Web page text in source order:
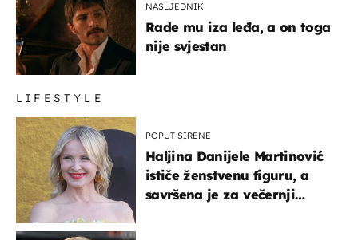
NASLJEDNIK
Rade mu iza leđa, a on toga
nije svjestan
LIFESTYLE
POPUT SIRENE
Haljina Danijele Martinović
ističe ženstvenu figuru, a
savršena je za večernji